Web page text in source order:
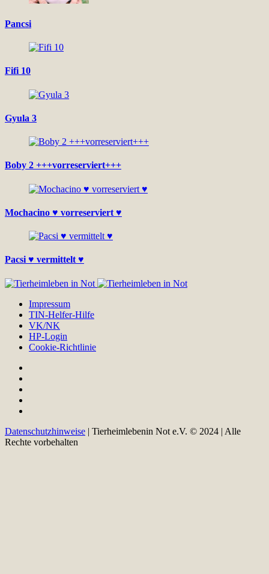
Pancsi
Fifi 10
Gyula 3
Boby 2 +++vorreserviert+++
Mochacino ♥ vorreserviert ♥
Pacsi ♥ vermittelt ♥
Impressum
TIN-Helfer-Hilfe
VK/NK
HP-Login
Cookie-Richtlinie
Datenschutzhinweise | Tierheimlebenin Not e.V. © 2024 | Alle
Rechte vorbehalten